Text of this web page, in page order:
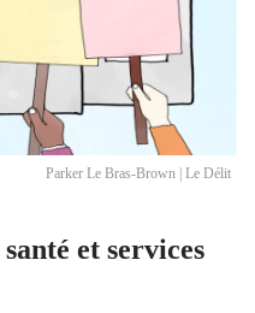
Parker Le Bras-Brown | Le Délit
et services